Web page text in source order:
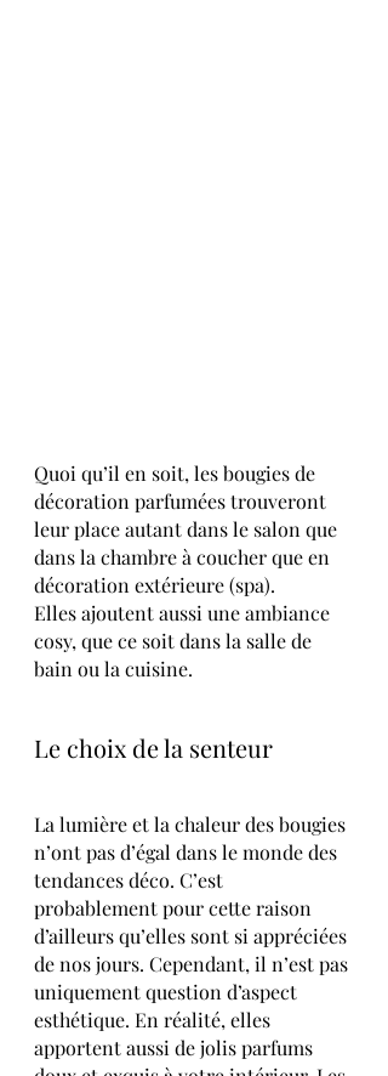
Quoi qu’il en soit, les bougies de
décoration parfumées trouveront
leur place autant dans le salon que
dans la chambre à coucher que en
décoration extérieure (spa).
Elles ajoutent aussi une ambiance
cosy, que ce soit dans la salle de
bain ou la cuisine.
Le choix de la senteur
La lumière et la chaleur des bougies
n’ont pas d’égal dans le monde des
tendances déco. C’est
probablement pour cette raison
d’ailleurs qu’elles sont si appréciées
de nos jours. Cependant, il n’est pas
uniquement question d’aspect
esthétique. En réalité, elles
apportent aussi de jolis parfums